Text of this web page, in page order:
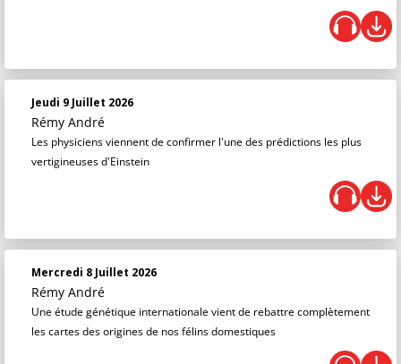
Jeudi 9 Juillet 2026
Rémy André
Les physiciens viennent de confirmer l'une des prédictions les plus
vertigineuses d'Einstein
Mercredi 8 Juillet 2026
Rémy André
Une étude génétique internationale vient de rebattre complètement
les cartes des origines de nos félins domestiques